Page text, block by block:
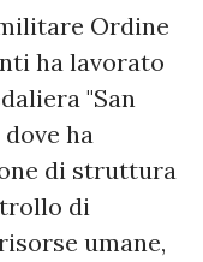
Ordine
ha lavorato
"San
ha
di struttura
di
umane,